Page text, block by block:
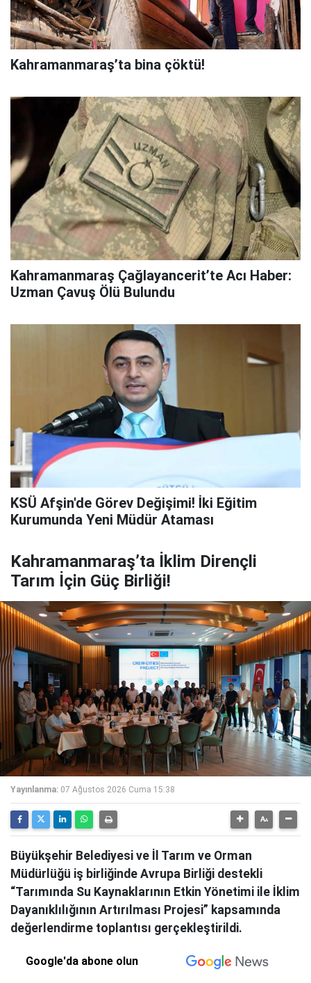
Kahramanmaraş’ta bina çöktü!
Kahramanmaraş Çağlayancerit’te Acı Haber:
Uzman Çavuş Ölü Bulundu
KSÜ Afşin'de Görev Değişimi! İki Eğitim
Kurumunda Yeni Müdür Ataması
Kahramanmaraş’ta İklim Dirençli
Tarım İçin Güç Birliği!
Yayınlanma: 07 Ağustos 2026 Cuma 15:38
Büyükşehir Belediyesi ve İl Tarım ve Orman
Müdürlüğü iş birliğinde Avrupa Birliği destekli
“Tarımında Su Kaynaklarının Etkin Yönetimi ile İklim
Dayanıklılığının Artırılması Projesi” kapsamında
değerlendirme toplantısı gerçekleştirildi.
Google'da abone olun